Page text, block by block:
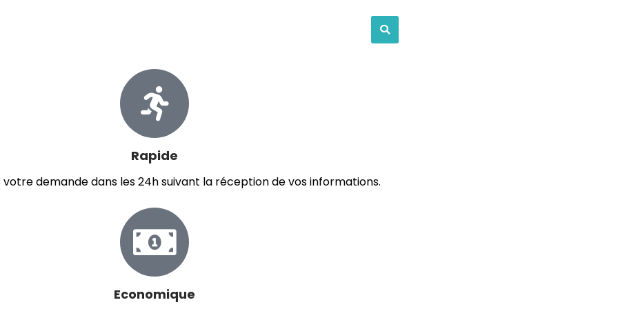
Rapide
votre demande dans les 24h suivant la réception de vos informations.
Economique